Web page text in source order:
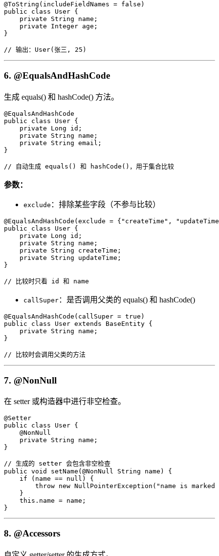
@ToString(includeFieldNames = false)
public class User {
private String name;
private Integer age;
}
// 输出：User(张三, 25)
6. @EqualsAndHashCode
生成 equals() 和 hashCode() 方法。
@EqualsAndHashCode
public class User {
private Long id;
private String name;
private String email;
}
// 自动生成 equals() 和 hashCode()，用于集合比较
参数：
exclude ：排除某些字段（不参与比较）
@EqualsAndHashCode(exclude = {"createTime",
public class User {
private Long id;
private String name;
private String createTime;
private String updateTime;
}
// 比较时只看 id 和 name
callSuper ：是否调用父类的 equals() 和 hashCode()
@EqualsAndHashCode(callSuper = true)
public class User extends BaseEntity {
private String name;
}
// 比较时会调用父类的方法
7. @NonNull
在 setter 或构造器中进行非空检查。
@Setter
public class User {
@NonNull
private String name;
}
// 生成的 setter 会包含非空检查
public void setName(@NonNull String name) {
if (name == null) {
throw new NullPointerException("name is marked
}
this.name = name;
}
8. @Accessors